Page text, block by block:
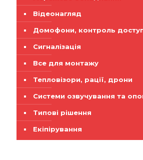
Відеонагляд
Домофони, контроль
Сигналізація
Все для монтажу
Тепловізори, рації, дрони
Системи озвучування та
Типові рішення
Екіпірування